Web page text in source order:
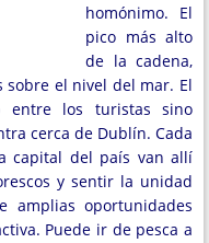
homónimo. El
pico más alto
de la cadena,
sobre el nivel del mar. El
entre los turistas sino
cerca de Dublín. Cada
capital del país van allí
y sentir la unidad
amplias oportunidades
Puede ir de pesca a